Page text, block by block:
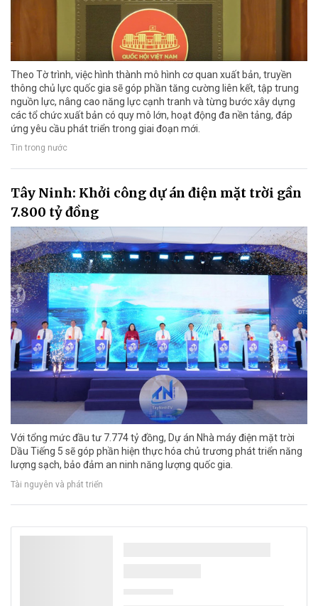
Theo Tờ trình, việc hình thành mô hình cơ quan xuất bản, truyền
thông chủ lực quốc gia sẽ góp phần tăng cường liên kết, tập trung
nguồn lực, nâng cao năng lực cạnh tranh và từng bước xây dựng
các tổ chức xuất bản có quy mô lớn, hoạt động đa nền tảng, đáp
ứng yêu cầu phát triển trong giai đoạn mới.
Tin trong nước
Tây Ninh: Khởi công dự án điện mặt trời gần
7.800 tỷ đồng
Với tổng mức đầu tư 7.774 tỷ đồng, Dự án Nhà máy điện mặt trời
Dầu Tiếng 5 sẽ góp phần hiện thực hóa chủ trương phát triển năng
lượng sạch, bảo đảm an ninh năng lượng quốc gia.
Tài nguyên và phát triển